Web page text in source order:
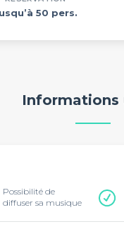
50 pers.
Informations
Possibilité de
diffuser sa musique